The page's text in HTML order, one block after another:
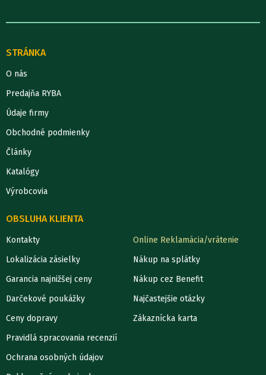
STRÁNKA
O nás
Predajňa RYBA
Údaje firmy
Obchodné podmienky
Články
Katalógy
Výrobcovia
OBSLUHA KLIENTA
Kontakty
Lokalizácia zásielky
Garancia najnižšej ceny
Darčekové poukážky
Ceny dopravy
Pravidlá spracovania recenzií
Ochrana osobných údajov
Online Reklamácia/vrátenie
Nákup na splátky
Nákup cez Benefit
Najčastejšie otázky
Zákaznícka karta